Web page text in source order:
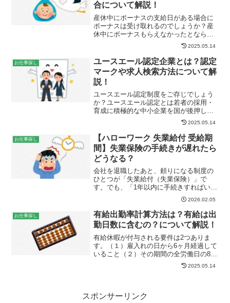
合について解説！
産休中にボーナスの支給日がある場合に
ボーナスは受け取れるのでしょうか？産
休中にボーナスもらえなかったとならな
いために、最後まで読んでくださいね。
産休とは（産前産後休業）女性が産前・
産後も安心して仕事を続けるために、労
働基準法には「母性保護規...
2025.05.14
お仕事探し
ユースエール認定企業とは？認定
マークや求人検索方法について解
説！
ユースエール認定制度をご存じでしょう
か？ユースエール認定とは若者の採用・
育成に積極的な中小企業を国が後押しす
る制度です。今回は、ユースエール認定
企業について解説します。ユースエール
認定企業とはユースエール認定制度と
は、若者の採用・育成に積極...
2025.05.14
お仕事探し
【ハローワーク 失業給付 受給期
間】失業保険の手続きが遅れたら
どうなる？
会社を退職したあと、頼りになる制度の
ひとつが「失業給付（失業保険）」で
す。でも、「1年以内に手続きすればいい
んでしょ？」「まだ働く気がないから、
しばらくしてからでいいかな…」こんな
ふうに考えていると、思わぬ損をしてし
まうことがあります。失業...
2026.02.05
お仕事探し
有給出勤率計算方法は？有給は出
勤日数に含むの？について解説！
有給休暇が付与される要件は2つありま
す。（１）雇入れの日から6ヶ月経過して
いること（２）その期間の全労働日の8割
以上出勤したこと です。今回は有給休
暇付与される要件の出勤率8割の計算方法
2025.05.14
スポンサーリンク